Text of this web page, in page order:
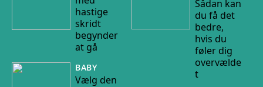
hastige
skridt
begynder
at gå
BABY
Vælg den
Sådan kan
du få det
bedre,
hvis du
føler dig
overvælde
t